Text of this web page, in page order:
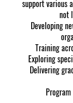
support various
not
Developing
Training
Exploring
Delivering